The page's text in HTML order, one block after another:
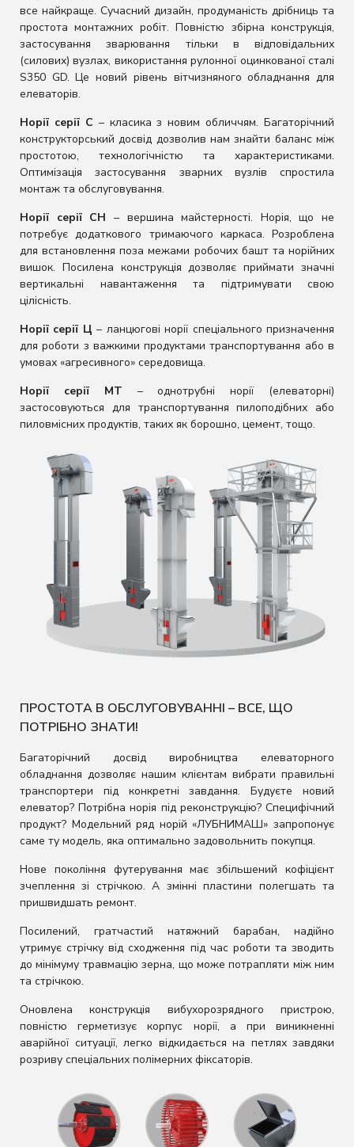
все найкраще. Сучасний дизайн, продуманість дрібниць та
простота монтажних робіт. Повністю збірна конструкція,
застосування зварювання тільки в відповідальних
(силових) вузлах, використання рулонної оцинкованої сталі
S350 GD. Це новий рівень вітчизняного обладнання для
елеваторів.
Норії серії С – класика з новим обличчям. Багаторічний
конструкторський досвід дозволив нам знайти баланс між
простотою, технологічністю та характеристиками.
Оптимізація застосування зварних вузлів спростила
монтаж та обслуговування.
Норії серії СН – вершина майстерності. Норія, що не
потребує додаткового тримаючого каркаса. Розроблена
для встановлення поза межами робочих башт та норійних
вишок. Посилена конструкція дозволяє приймати значні
вертикальні навантаження та підтримувати свою
цілісність.
Норії серії Ц – ланцюгові норії спеціального призначення
для роботи з важкими продуктами транспортування або в
умовах «агресивного» середовища.
Норії серії МТ – однотрубні норії (елеваторні)
застосовуються для транспортування пилоподібних або
пиловмісних продуктів, таких як борошно, цемент, тощо.
ПРОСТОТА В ОБСЛУГОВУВАННІ – ВСЕ, ЩО
ПОТРІБНО ЗНАТИ!
Багаторічний досвід виробництва елеваторного
обладнання дозволяє нашим клієнтам вибрати правильні
транспортери під конкретні завдання. Будуєте новий
елеватор? Потрібна норія під реконструкцію? Специфічний
продукт? Модельний ряд норій «ЛУБНИМАШ» запропонує
саме ту модель, яка оптимально задовольнить покупця.
Нове покоління футерування має збільшений кофіцієнт
зчеплення зі стрічкою. А змінні пластини полегшать та
пришвидшать ремонт.
Посилений, гратчастий натяжний барабан, надійно
утримує стрічку від сходження під час роботи та зводить
до мінімуму травмацію зерна, що може потрапляти між ним
та стрічкою.
Оновлена конструкція вибухорозрядного пристрою,
повністю герметизує корпус норії, а при виникненні
аварійної ситуації, легко відкидається на петлях завдяки
розриву спеціальних полімерних фіксаторів.